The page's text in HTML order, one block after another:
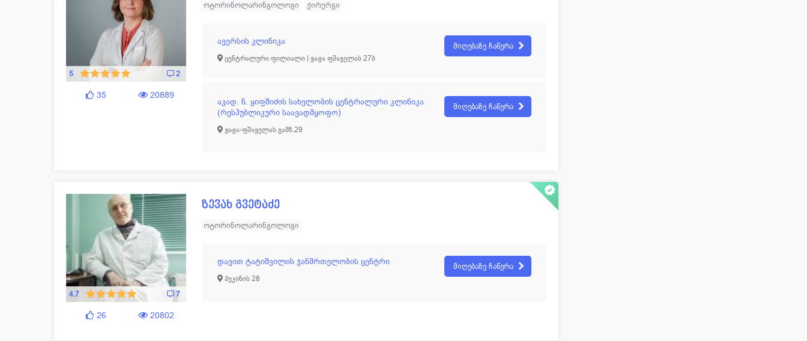
5 2
35 20889
ოტორინოლარინგოლოგი ქირურგი
ავერსის კლინიკა
ცენტრალური ფილიალი | ვაჟა ფშაველას 27ბ
მიღებაზე ჩაწერა
აკად. ნ. ყიფშიძის სახელობის ცენტრალური კლინიკა
(რესპუბლიკური საავადმყოფო)
ვაჟა-ფშაველას გამზ.29
მიღებაზე ჩაწერა
4.7 7
26 20802
ზევახ გვეტაძე
ოტორინოლარინგოლოგი
დავით ტატიშვილის ჯანმრთელობის ცენტრი
პეკინის 28
მიღებაზე ჩაწერა